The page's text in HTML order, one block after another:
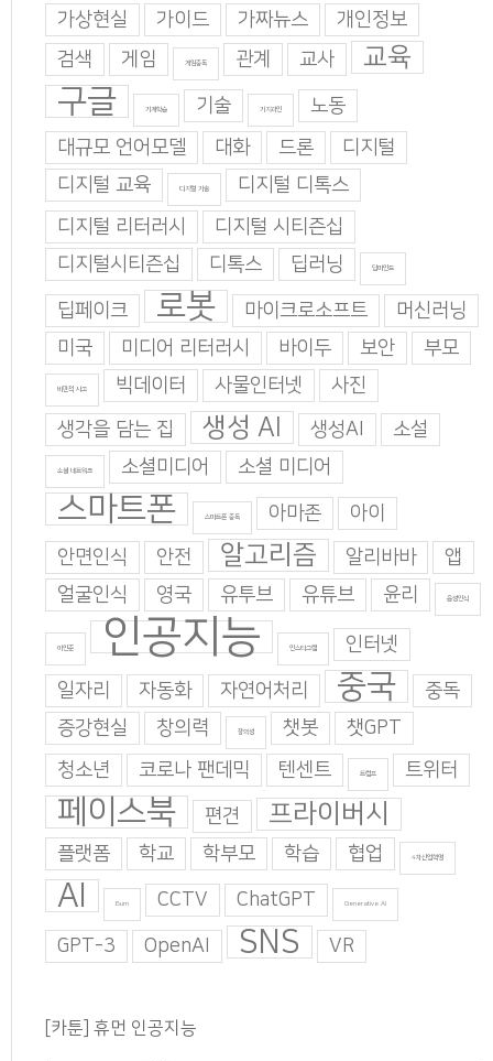
가상현실 가이드 가짜뉴스
개인정보
검색
게임 게임중독 관계 교사 교육
구글 기계학습 기술 기지과인
노동
대규모 언어모델
대화 드론
디지털
디지털 교육
디지털 기술
디지털 디톡스
디지털 리터러시
디지털 시티즌십
디지털시티즌십
디톡스 딥러닝 딥마인드
딥페이크 로봇 마이크로소프트
머신러닝
미국
미디어 리터러시 바이두 보안 부모
비판적 사고 빅데이터 사물인터넷
사진
생각을 담는 집
생성 AI 생성AI 소설
소셜 네트워크 소셜미디어 소셜 미디어
스마트폰 스마트폰 중독 아마존
아이
안면인식
안전 알고리즘 알리바바
앱
얼굴인식
영국 유투브 유튜브 윤리 음성인식
이인준 인공지능 인스타그램 인터넷
일자리 자동화 자연어처리 중국
중독
증강현실
창의력 창의성 챗봇
챗GPT
청소년
코로나 팬데믹 텐센트 트럼프 트위터
페이스북 편견 프라이버시
플랫폼 학교 학부모 학습 협업 4차산업혁명
AI Burn CCTV ChatGPT Generative AI
GPT-3 OpenAI SNS VR
[카툰] 휴먼 인공지능